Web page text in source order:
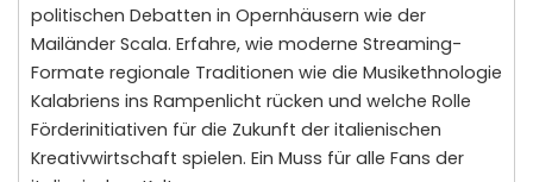
politischen Debatten in Opernhäusern wie der
Mailänder Scala. Erfahre, wie moderne Streaming-
Formate regionale Traditionen wie die Musikethnologie
Kalabriens ins Rampenlicht rücken und welche Rolle
Förderinitiativen für die Zukunft der italienischen
Kreativwirtschaft spielen. Ein Muss für alle Fans der